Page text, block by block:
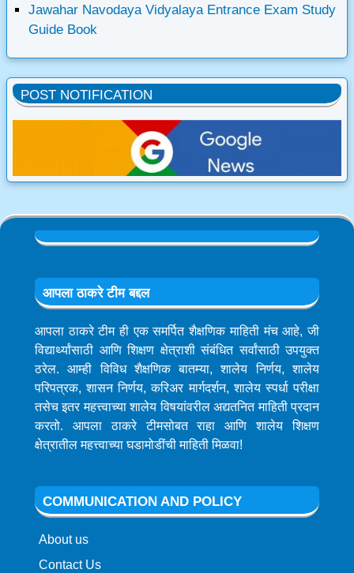
Jawahar Navodaya Vidyalaya Entrance Exam Study
Guide Book
POST NOTIFICATION
आपला ठाकरे टीम बद्दल
आपला ठाकरे टीम ही एक समर्पित शैक्षणिक माहिती मंच आहे, जी
विद्यार्थ्यांसाठी आणि शिक्षण क्षेत्राशी संबंधित सर्वांसाठी उपयुक्त
ठरेल. आम्ही विविध शैक्षणिक बातम्या, शालेय निर्णय, शालेय
परिपत्रक, शासन निर्णय, करिअर मार्गदर्शन, शालेय स्पर्धा परीक्षा
तसेच इतर महत्त्वाच्या शालेय विषयांवरील अद्यतनित माहिती प्रदान
करतो. आपला ठाकरे टीमसोबत राहा आणि शालेय शिक्षण
क्षेत्रातील महत्त्वाच्या घडामोडींची माहिती मिळवा!
COMMUNICATION AND POLICY
About us
Contact Us